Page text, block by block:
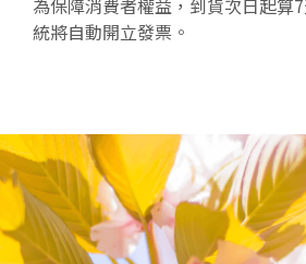
統將自動開立發票。